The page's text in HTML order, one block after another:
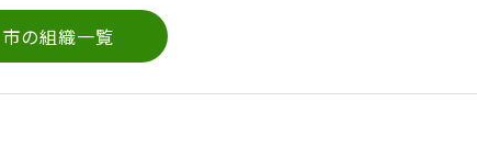
市の組織一覧